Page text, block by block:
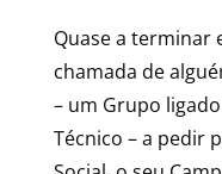
Quase a terminar
chamada de
– um Grupo
Técnico – a pedir